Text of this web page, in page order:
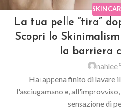
SKIN
La tua pelle “tira”
Scopri lo
la barriera
nahlee
Hai appena finito di lavare
l'asciugamano e,
sensazione di